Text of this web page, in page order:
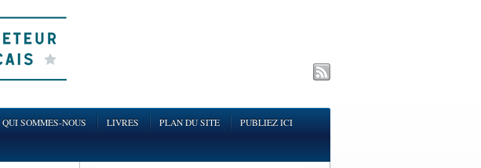
QUI SOMMES-NOUS LIVRES PLAN DU SITE PUBLIEZ ICI